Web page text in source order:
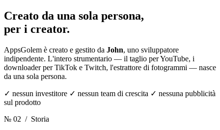
Creato da una sola persona,
per i creator.
AppsGolem è creato e gestito da John, uno sviluppatore
indipendente. L'intero strumentario — il taglio per YouTube, i
downloader per TikTok e Twitch, l'estrattore di fotogrammi — nasce
da una sola persona.
✓ nessun investitore ✓ nessun team di crescita ✓ nessuna pubblicità
sul prodotto
№ 02 / Storia